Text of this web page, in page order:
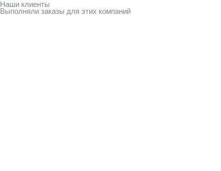
Наши клиенты
Выполняли заказы для этих компаний